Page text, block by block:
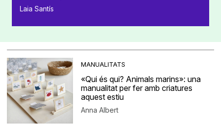
Laia Santís
MANUALITATS
«Qui és qui? Animals marins»: una
manualitat per fer amb criatures
aquest estiu
Anna Albert